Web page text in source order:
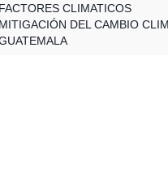
FACTORES CLIMATICOS
MITIGACIÓN DEL CAMBIO